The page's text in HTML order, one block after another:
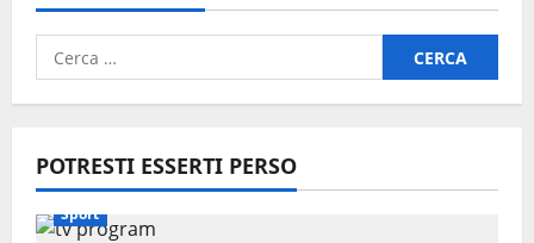
Ricerca
per:
POTRESTI ESSERTI PERSO
Sport